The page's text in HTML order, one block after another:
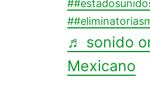
♬ sonido
Mexicano